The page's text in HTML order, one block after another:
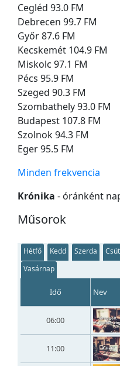
Cegléd 93.0 FM
Debrecen 99.7 FM
Győr 87.6 FM
Kecskemét 104.9 FM
Miskolc 97.1 FM
Pécs 95.9 FM
Szeged 90.3 FM
Szombathely 93.0 FM
Budapest 107.8 FM
Szolnok 94.3 FM
Eger 95.5 FM
Minden frekvencia
Krónika - óránként
Műsorok
Hétfő Kedd Szerda
Vasárnap
Idő Nev
06:00
11:00